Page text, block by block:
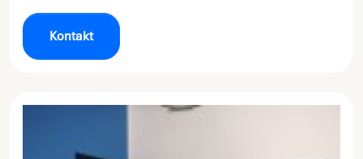
Kontakt